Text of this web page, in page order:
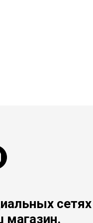
магазин.